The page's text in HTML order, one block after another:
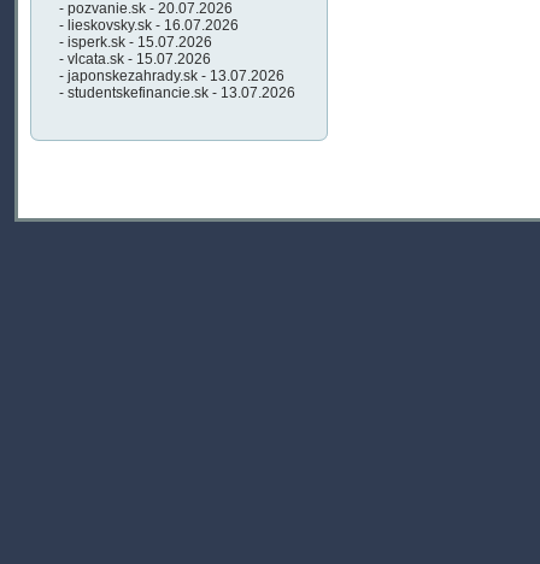
- pozvanie.sk - 20.07.2026
- lieskovsky.sk - 16.07.2026
- isperk.sk - 15.07.2026
- vlcata.sk - 15.07.2026
- japonskezahrady.sk - 13.07.2026
- studentskefinancie.sk - 13.07.2026